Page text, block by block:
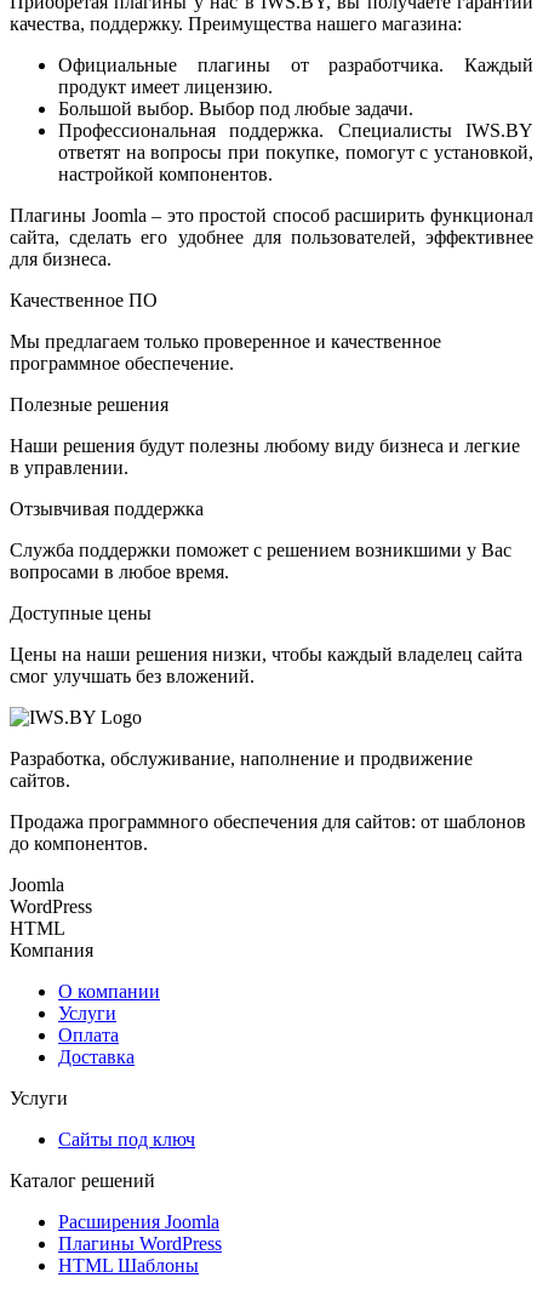
качества, поддержку. Преимущества нашего магазина:
Официальные плагины от разработчика. Каждый
продукт имеет лицензию.
Большой выбор. Выбор под любые задачи.
Профессиональная поддержка. Специалисты IWS.BY
ответят на вопросы при покупке, помогут с установкой,
настройкой компонентов.
Плагины Joomla – это простой способ расширить функционал
сайта, сделать его удобнее для пользователей, эффективнее
для бизнеса.
Качественное ПО
Мы предлагаем только проверенное и качественное
программное обеспечение.
Полезные решения
Наши решения будут полезны любому виду бизнеса и легкие
в управлении.
Отзывчивая поддержка
Служба поддержки поможет с решением возникшими у Вас
вопросами в любое время.
Доступные цены
Цены на наши решения низки, чтобы каждый владелец сайта
смог улучшать без вложений.
Разработка, обслуживание, наполнение и продвижение
сайтов.
Продажа программного обеспечения для сайтов: от шаблонов
до компонентов.
Joomla
WordPress
HTML
Компания
О компании
Услуги
Оплата
Доставка
Услуги
Сайты под ключ
Каталог решений
Расширения Joomla
Плагины WordPress
HTML Шаблоны